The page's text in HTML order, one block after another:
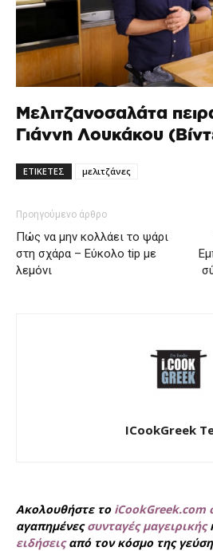
Μελιτζανοσαλάτα
Γιάννη Λουκάκου
ΕΤΙΚΕΤΕΣ μελιτζάνες
Προηγούμενο άρθρο
Πώς να μην κολλάει το ψάρι
στη σχάρα – Εύκολο tip με
λεμόνι
ICookGreek
Ακολουθήστε το iCookGreek.com
αγαπημένεςσυνταγές μαγειρικής
ειδήσειςαπό τον κόσμο της